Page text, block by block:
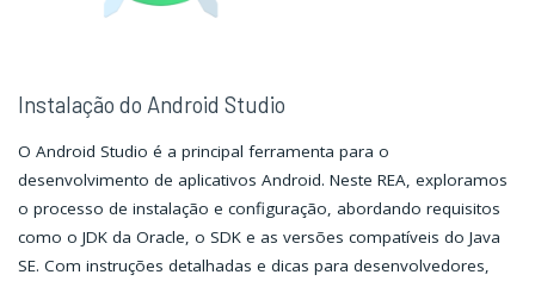
Instalação do Android Studio
O Android Studio é a principal ferramenta para o
desenvolvimento de aplicativos Android. Neste REA, exploramos
o processo de instalação e configuração, abordando requisitos
como o JDK da Oracle, o SDK e as versões compatíveis do Java
SE. Com instruções detalhadas e dicas para desenvolvedores,